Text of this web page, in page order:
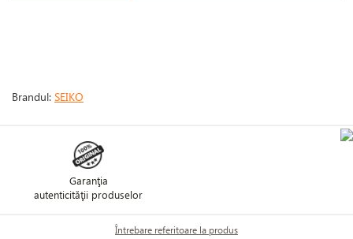
Brandul: SEIKO
Garanţia
autenticităţii produselor
Întrebare referitoare la produs